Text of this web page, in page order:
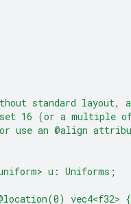
standard layout,
16 (or a multiple
use an @align
u: Uniforms;
vec4<f32> {